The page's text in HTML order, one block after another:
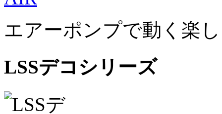
エアーポンプで動く楽
LSSデコシリーズ